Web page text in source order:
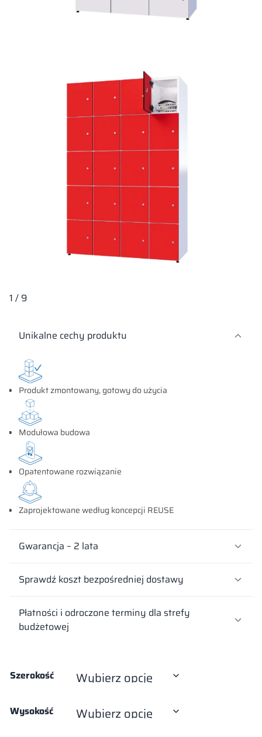
1 / 9
Unikalne cechy produktu
Produkt zmontowany, gotowy do użycia
Modułowa budowa
Opatentowane rozwiązanie
Zaprojektowane według koncepcji REUSE
Gwarancja – 2 lata
Sprawdź koszt bezpośredniej dostawy
Płatności i odroczone terminy dla strefy
budżetowej
Szerokość
Wysokość